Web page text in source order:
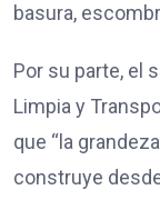
basura,
Por su parte, el
Limpia y
que “la
construye